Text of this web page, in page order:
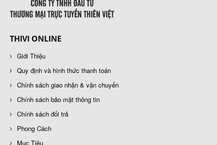
THIVI ONLINE
Giới Thiệu
Quy định và hình thức thanh toán
Chính sách giao nhận & vận chuyển
Chính sách bảo mật thông tin
Chính sách đổi trả
Phong Cách
Mục Tiêu